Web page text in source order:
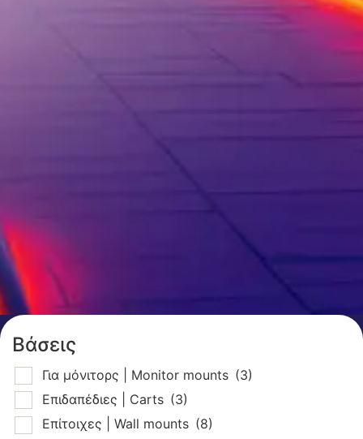
Βάσεις
Για μόνιτορς | Monitor mounts (3)
Επιδαπέδιες | Carts (3)
Επίτοιχες | Wall mounts (8)